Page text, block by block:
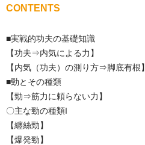
CONTENTS
■実戦的功夫の基礎知識
【功夫⇒内気による力】
【内気（功夫）の測り方⇒脚底有根】
■勁とその種類
【勁⇒筋力に頼らない力】
〇主な勁の種類I
【纏絲勁】
【爆発勁】